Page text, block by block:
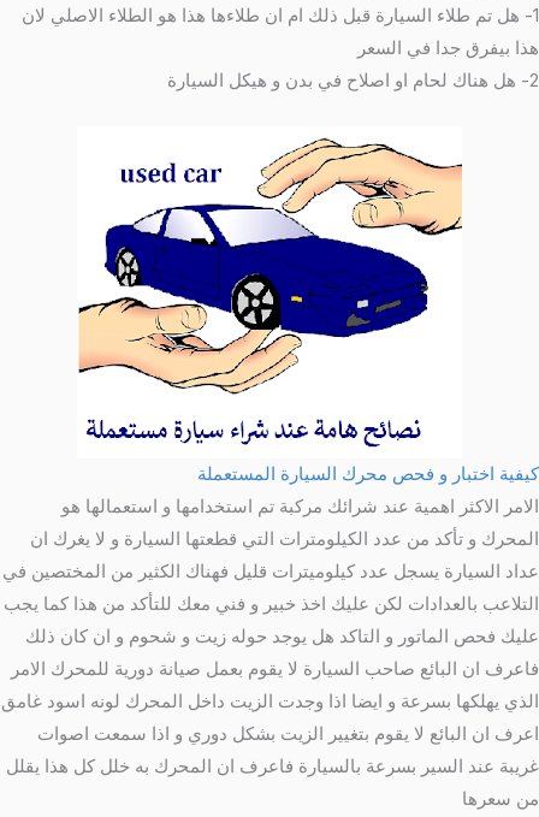
1- هل تم طلاء السيارة قبل ذلك ام ان طلاءها هذا هو الطلاء الاصلي لان
هذا بيفرق جدا في السعر
2- هل هناك لحام او اصلاح في بدن و هيكل السيارة
كيفية اختبار و فحص محرك السيارة المستعملة
الامر الاكثر اهمية عند شرائك مركبة تم استخدامها و استعمالها هو
المحرك و تأكد من عدد الكيلومترات التي قطعتها السيارة و لا يغرك ان
عداد السيارة يسجل عدد كيلوميترات قليل فهناك الكثير من المختصين في
التلاعب بالعدادات لكن عليك اخذ خبير و فني معك للتأكد من هذا كما يجب
عليك فحص الماتور و التاكد هل يوجد حوله زيت و شحوم و ان كان ذلك
فاعرف ان البائع صاحب السيارة لا يقوم بعمل صيانة دورية للمحرك الامر
الذي يهلكها بسرعة و ايضا اذا وجدت الزيت داخل المحرك لونه اسود غامق
اعرف ان البائع لا يقوم بتغيير الزيت بشكل دوري و اذا سمعت اصوات
غريبة عند السير بسرعة بالسيارة فاعرف ان المحرك به خلل كل هذا يقلل
من سعرها